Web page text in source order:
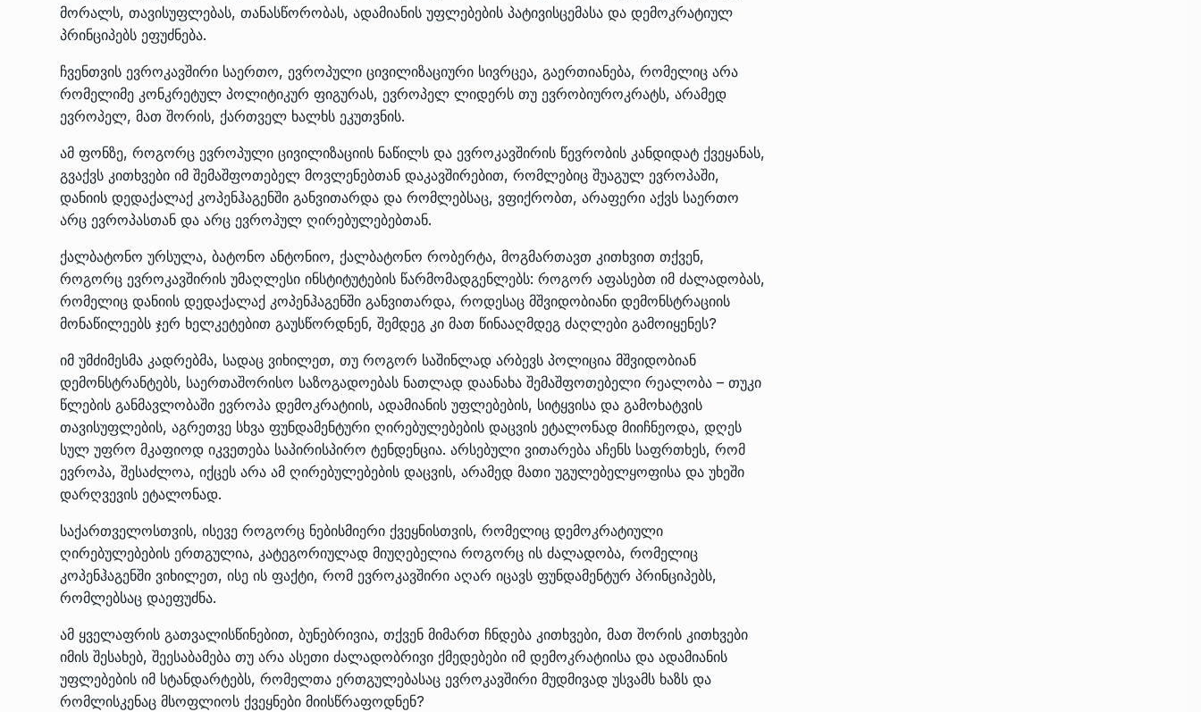
მორალს, თავისუფლებას, თანასწორობას, ადამიანის უფლებების პატივისცემასა და დემოკრატიულ
პრინციპებს ეფუძნება.
ჩვენთვის ევროკავშირი საერთო, ევროპული ცივილიზაციური სივრცეა, გაერთიანება, რომელიც არა
რომელიმე კონკრეტულ პოლიტიკურ ფიგურას, ევროპელ ლიდერს თუ ევრობიუროკრატს, არამედ
ევროპელ, მათ შორის, ქართველ ხალხს ეკუთვნის.
ამ ფონზე, როგორც ევროპული ცივილიზაციის ნაწილს და ევროკავშირის წევრობის კანდიდატ ქვეყანას,
გვაქვს კითხვები იმ შემაშფოთებელ მოვლენებთან დაკავშირებით, რომლებიც შუაგულ ევროპაში,
დანიის დედაქალაქ კოპენჰაგენში განვითარდა და რომლებსაც, ვფიქრობთ, არაფერი აქვს საერთო
არც ევროპასთან და არც ევროპულ ღირებულებებთან.
ქალბატონო ურსულა, ბატონო ანტონიო, ქალბატონო რობერტა, მოგმართავთ კითხვით თქვენ,
როგორც ევროკავშირის უმაღლესი ინსტიტუტების წარმომადგენლებს: როგორ აფასებთ იმ ძალადობას,
რომელიც დანიის დედაქალაქ კოპენჰაგენში განვითარდა, როდესაც მშვიდობიანი დემონსტრაციის
მონაწილეებს ჯერ ხელკეტებით გაუსწორდნენ, შემდეგ კი მათ წინააღმდეგ ძაღლები გამოიყენეს?
იმ უმძიმესმა კადრებმა, სადაც ვიხილეთ, თუ როგორ საშინლად არბევს პოლიცია მშვიდობიან
დემონსტრანტებს, საერთაშორისო საზოგადოებას ნათლად დაანახა შემაშფოთებელი რეალობა – თუკი
წლების განმავლობაში ევროპა დემოკრატიის, ადამიანის უფლებების, სიტყვისა და გამოხატვის
თავისუფლების, აგრეთვე სხვა ფუნდამენტური ღირებულებების დაცვის ეტალონად მიიჩნეოდა, დღეს
სულ უფრო მკაფიოდ იკვეთება საპირისპირო ტენდენცია. არსებული ვითარება აჩენს საფრთხეს, რომ
ევროპა, შესაძლოა, იქცეს არა ამ ღირებულებების დაცვის, არამედ მათი უგულებელყოფისა და უხეში
დარღვევის ეტალონად.
საქართველოსთვის, ისევე როგორც ნებისმიერი ქვეყნისთვის, რომელიც დემოკრატიული
ღირებულებების ერთგულია, კატეგორიულად მიუღებელია როგორც ის ძალადობა, რომელიც
კოპენჰაგენში ვიხილეთ, ისე ის ფაქტი, რომ ევროკავშირი აღარ იცავს ფუნდამენტურ პრინციპებს,
რომლებსაც დაეფუძნა.
ამ ყველაფრის გათვალისწინებით, ბუნებრივია, თქვენ მიმართ ჩნდება კითხვები, მათ შორის კითხვები
იმის შესახებ, შეესაბამება თუ არა ასეთი ძალადობრივი ქმედებები იმ დემოკრატიისა და ადამიანის
უფლებების იმ სტანდარტებს, რომელთა ერთგულებასაც ევროკავშირი მუდმივად უსვამს ხაზს და
რომლისკენაც მსოფლიოს ქვეყნები მიისწრაფოდნენ?